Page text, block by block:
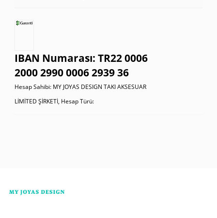
IBAN Numarası: TR22 0006
2000 2990 0006 2939 36
Hesap Sahibi: MY JOYAS DESIGN TAKI AKSESUAR
LİMİTED ŞİRKETİ, Hesap Türü: